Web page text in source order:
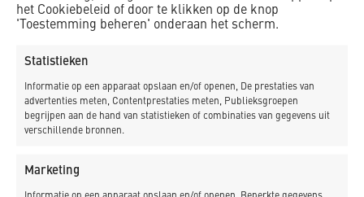
het Cookiebeleid of door te klikken op de knop
'Toestemming beheren' onderaan het scherm.
Statistieken
Informatie op een apparaat opslaan en/of openen, De prestaties van
advertenties meten, Contentprestaties meten, Publieksgroepen
begrijpen aan de hand van statistieken of combinaties van gegevens uit
verschillende bronnen.
Marketing
parkeergarage